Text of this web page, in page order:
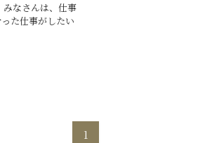
なさんは、仕事
た仕事がしたい
1